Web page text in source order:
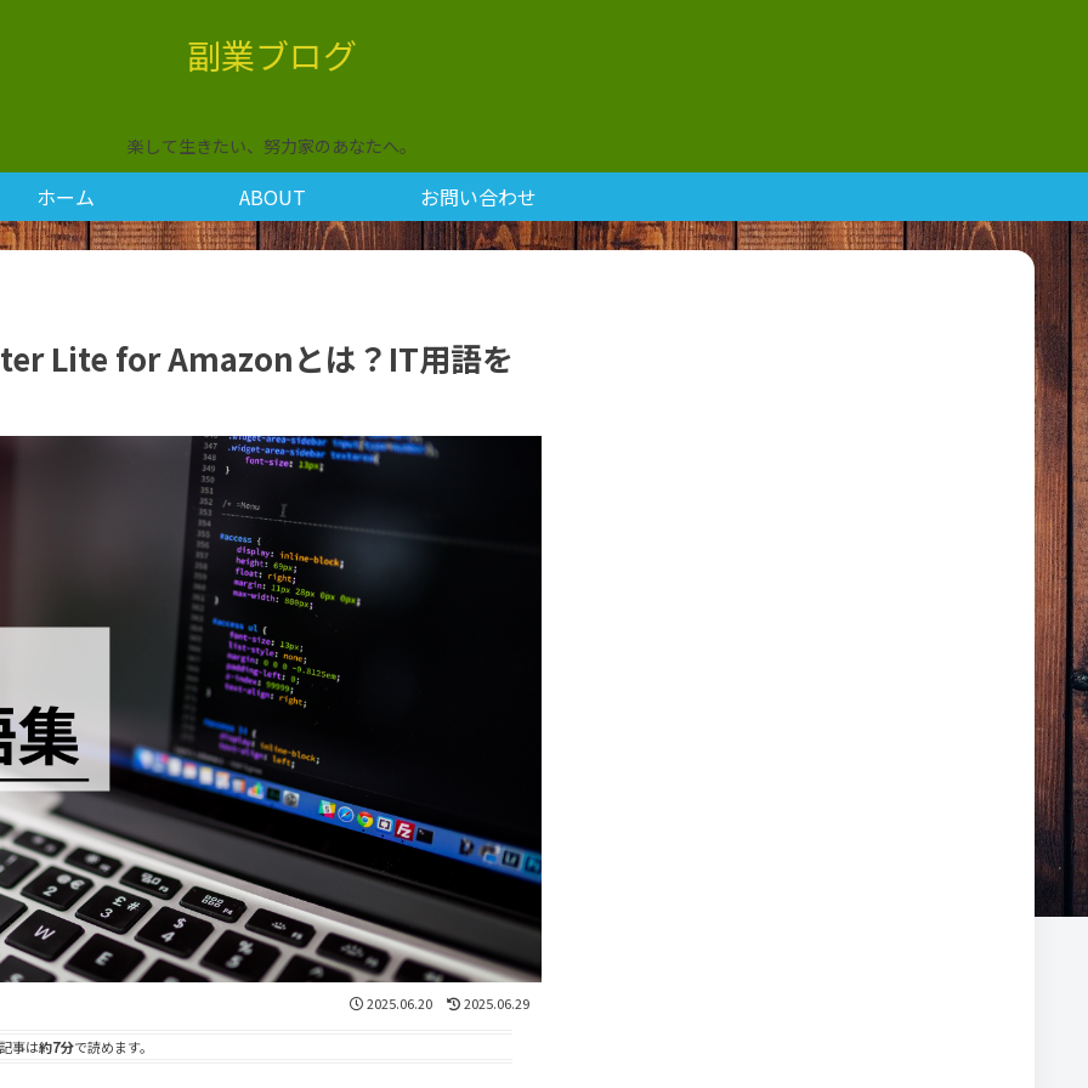
副業ブログ
楽して生きたい、努力家のあなたへ。
ホーム ABOUT お問い合わせ
Lite for Amazonとは？IT用語を
2025.06.20 2025.06.29
事は約7分で読めます。